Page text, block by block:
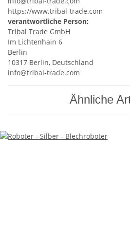
https://www.tribal-trade.com
verantwortliche Person:
Tribal Trade GmbH
Im Lichtenhain 6
Berlin
10317 Berlin, Deutschland
info@tribal-trade.com
Ähnliche